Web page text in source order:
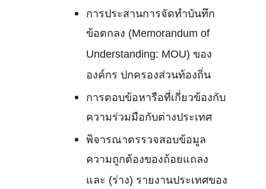
การประสานการจัดทำบันทึก
ข้อตกลง (Memorandum of
Understanding: MOU) ของ
องค์กร ปกครองส่วนท้องถิ่น
การตอบข้อหารือที่เกี่ยวข้องกับ
ความร่วมมือกับต่างประเทศ
พิจารณาตรรวจสอบข้อมูล
ความถูกต้องของถ้อยแถลง
และ (ร่าง) รายงานประเทศของ